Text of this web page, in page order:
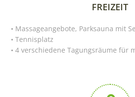
FREIZEIT
Massageangebote, Parksauna mit
Tennisplatz
4 verschiedene Tagungsräume für